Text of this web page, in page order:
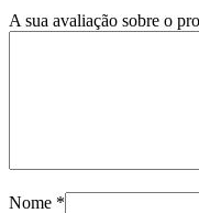
A sua avaliação sobre o
Nome *